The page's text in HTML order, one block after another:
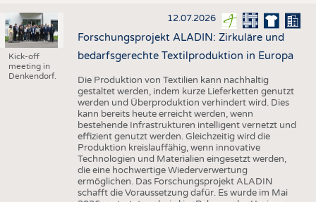
Kick-off
meeting in
Denkendorf.
12.07.2026
Forschungsprojekt ALADIN: Zirkuläre und
bedarfsgerechte Textilproduktion in Europa
Die Produktion von Textilien kann nachhaltig
gestaltet werden, indem kurze Lieferketten genutzt
werden und Überproduktion verhindert wird. Dies
kann bereits heute erreicht werden, wenn
bestehende Infrastrukturen intelligent vernetzt und
effizient genutzt werden. Gleichzeitig wird die
Produktion kreislauffähig, wenn innovative
Technologien und Materialien eingesetzt werden,
die eine hochwertige Wiederverwertung
ermöglichen. Das Forschungsprojekt ALADIN
schafft die Voraussetzung dafür. Es wurde im Mai